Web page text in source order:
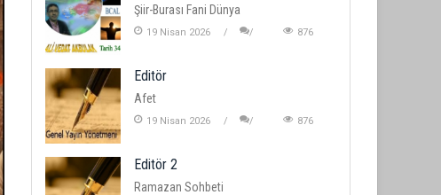
Şiir-Burası Fani Dünya
19 Nisan 2026 876
Editör
Afet
19 Nisan 2026 876
Editör 2
Ramazan Sohbeti